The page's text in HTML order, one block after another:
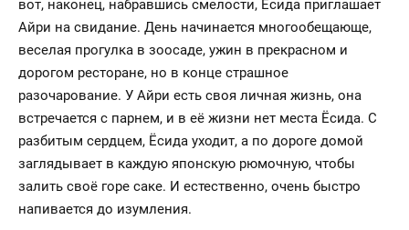
вот, наконец, набравшись смелости, Ёсида приглашает
Айри на свидание. День начинается многообещающе,
веселая прогулка в зоосаде, ужин в прекрасном и
дорогом ресторане, но в конце страшное
разочарование. У Айри есть своя личная жизнь, она
встречается с парнем, и в её жизни нет места Ёсида. С
разбитым сердцем, Ёсида уходит, а по дороге домой
заглядывает в каждую японскую рюмочную, чтобы
залить своё горе саке. И естественно, очень быстро
напивается до изумления.